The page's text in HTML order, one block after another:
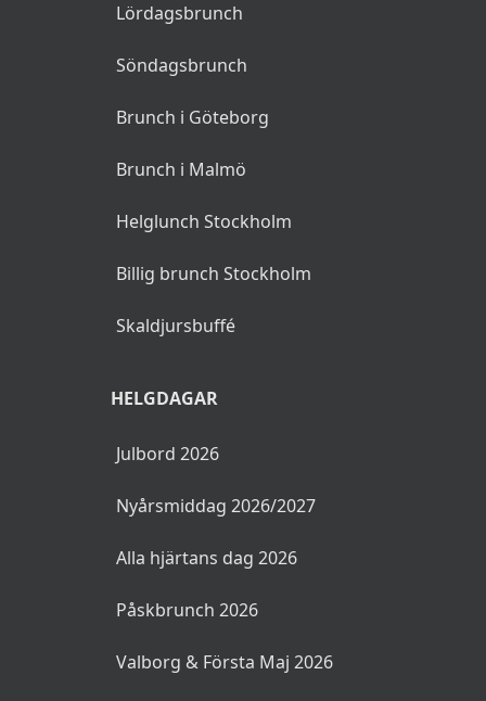
Lördagsbrunch
Söndagsbrunch
Brunch i Göteborg
Brunch i Malmö
Helglunch Stockholm
Billig brunch Stockholm
Skaldjursbuffé
HELGDAGAR
Julbord 2026
Nyårsmiddag 2026/2027
Alla hjärtans dag 2026
Påskbrunch 2026
Valborg & Första Maj 2026